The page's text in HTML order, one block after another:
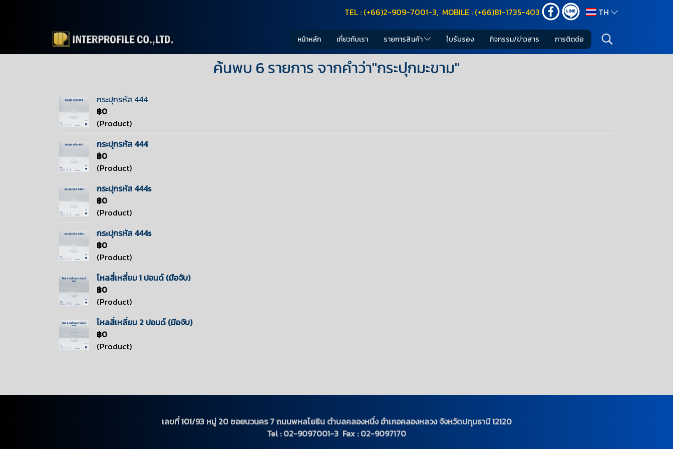
TEL : (+66)2-909-7001-3, MOBILE : (+66)81-1735-403 TH
หน้าหลัก เกี่ยวกับเรา รายการสินค้า ใบรับรอง กิจกรรม/ข่าวสาร การติดต่อ
ค้นพบ 6 รายการ จากคำว่า"กระปุกมะขาม"
กระปุกรหัส 444
฿0
(Product)
กระปุกรหัส 444
฿0
(Product)
กระปุกรหัส 444s
฿0
(Product)
กระปุกรหัส 444s
฿0
(Product)
โหลสี่เหลี่ยม 1 ปอนด์ (มือจับ)
฿0
(Product)
โหลสี่เหลี่ยม 2 ปอนด์ (มือจับ)
฿0
(Product)
เลขที่ 101/93 หมู่ 20 ซอยนวนคร 7 ถนนพหลโยธิน ตำบลคลองหนึ่ง อำเภอคลองหลวง จังหวัดปทุมธานี 12120
Tel : 02-9097001-3 Fax : 02-9097170